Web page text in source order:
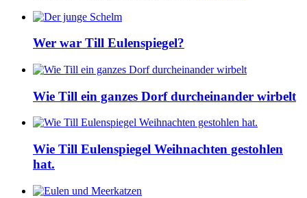
Wer war Till Eulenspiegel?
Wie Till ein ganzes Dorf durcheinander wirbelt
Wie Till Eulenspiegel Weihnachten gestohlen
hat.